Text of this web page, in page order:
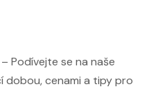
– Podívejte se na naše
cenami a tipy pro